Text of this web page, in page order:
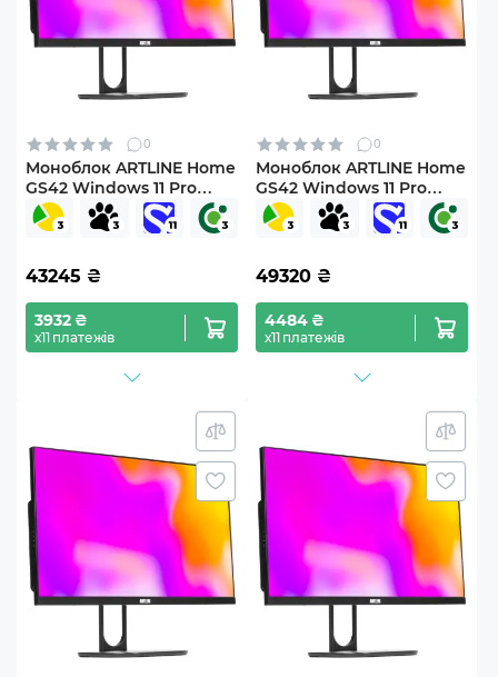
0
Моноблок ARTLINE Home
GS42 Windows 11 Pro
(GS42v06Win)
43245 ₴
3932 ₴
х11 платежів
0
Моноблок ARTLINE Home
GS42 Windows 11 Pro
(GS42v07Win)
49320 ₴
4484 ₴
х11 платежів